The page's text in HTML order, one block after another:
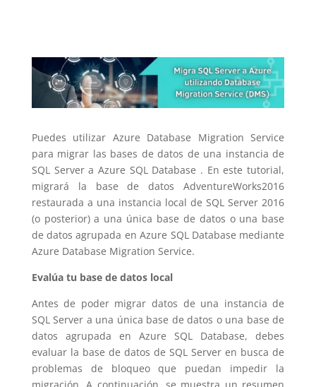
Puedes utilizar Azure Database Migration Service
para migrar las bases de datos de una instancia de
SQL Server a Azure SQL Database . En este tutorial,
migrará la base de datos AdventureWorks2016
restaurada a una instancia local de SQL Server 2016
(o posterior) a una única base de datos o una base
de datos agrupada en Azure SQL Database mediante
Azure Database Migration Service.
Evalúa tu base de datos local
Antes de poder migrar datos de una instancia de
SQL Server a una única base de datos o una base de
datos agrupada en Azure SQL Database, debes
evaluar la base de datos de SQL Server en busca de
problemas de bloqueo que puedan impedir la
migración. A continuación, se muestra un resumen